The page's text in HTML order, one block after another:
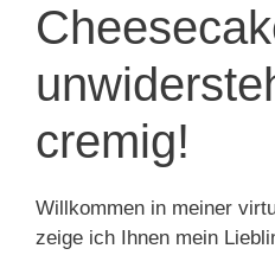
cremig!
Willkommen in meiner
zeige ich Ihnen mein